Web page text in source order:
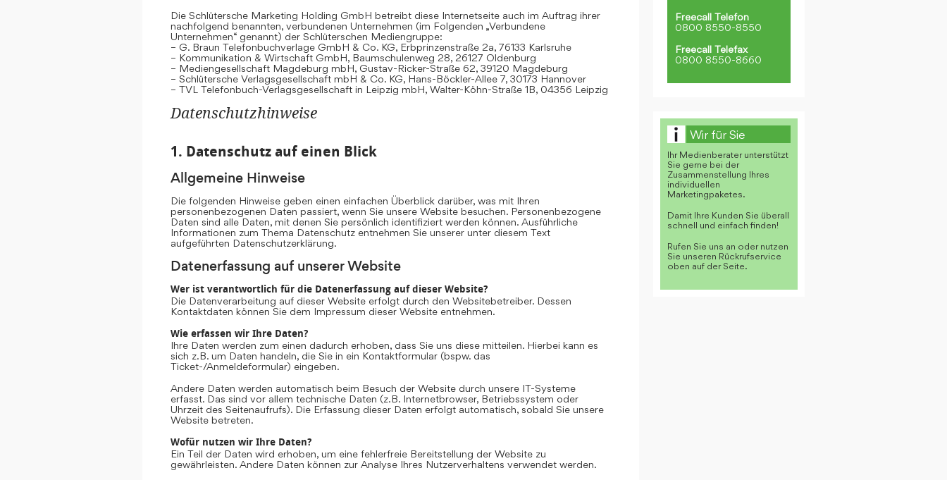
Die Schlütersche Marketing Holding GmbH betreibt diese Internetseite auch im Auftrag ihrer
nachfolgend benannten, verbundenen Unternehmen (im Folgenden „Verbundene
Unternehmen“ genannt) der Schlüterschen Mediengruppe:
– G. Braun Telefonbuchverlage GmbH & Co. KG, Erbprinzenstraße 2a, 76133 Karlsruhe
– Kommunikation & Wirtschaft GmbH, Baumschulenweg 28, 26127 Oldenburg
– Mediengesellschaft Magdeburg mbH, Gustav-Ricker-Straße 62, 39120 Magdeburg
– Schlütersche Verlagsgesellschaft mbH & Co. KG, Hans-Böckler-Allee 7, 30173 Hannover
– TVL Telefonbuch-Verlagsgesellschaft in Leipzig mbH, Walter-Köhn-Straße 1B, 04356 Leipzig
Datenschutzhinweise
1. Datenschutz auf einen Blick
Allgemeine Hinweise
Die folgenden Hinweise geben einen einfachen Überblick darüber, was mit Ihren
personenbezogenen Daten passiert, wenn Sie unsere Website besuchen. Personenbezogene
Daten sind alle Daten, mit denen Sie persönlich identifiziert werden können. Ausführliche
Informationen zum Thema Datenschutz entnehmen Sie unserer unter diesem Text
aufgeführten Datenschutzerklärung.
Datenerfassung auf unserer Website
Wer ist verantwortlich für die Datenerfassung auf dieser Website?
Die Datenverarbeitung auf dieser Website erfolgt durch den Websitebetreiber. Dessen
Kontaktdaten können Sie dem Impressum dieser Website entnehmen.
Wie erfassen wir Ihre Daten?
Ihre Daten werden zum einen dadurch erhoben, dass Sie uns diese mitteilen. Hierbei kann es
sich z.B. um Daten handeln, die Sie in ein Kontaktformular (bspw. das
Ticket-/Anmeldeformular) eingeben.
Andere Daten werden automatisch beim Besuch der Website durch unsere IT-Systeme
erfasst. Das sind vor allem technische Daten (z.B. Internetbrowser, Betriebssystem oder
Uhrzeit des Seitenaufrufs). Die Erfassung dieser Daten erfolgt automatisch, sobald Sie unsere
Website betreten.
Wofür nutzen wir Ihre Daten?
Ein Teil der Daten wird erhoben, um eine fehlerfreie Bereitstellung der Website zu
gewährleisten. Andere Daten können zur Analyse Ihres Nutzerverhaltens verwendet werden.
Freecall Telefon
0800 8550-8550
Freecall Telefax
0800 8550-8660
Wir für Sie
Ihr Medienberater unterstützt
Sie gerne bei der
Zusammenstellung Ihres
individuellen
Marketingpaketes.
Damit Ihre Kunden Sie überall
schnell und einfach finden!
Rufen Sie uns an oder nutzen
Sie unseren Rückrufservice
oben auf der Seite.